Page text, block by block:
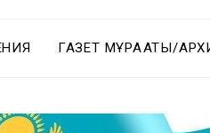
ГАЗЕТ МҰРАҒАТЫ/